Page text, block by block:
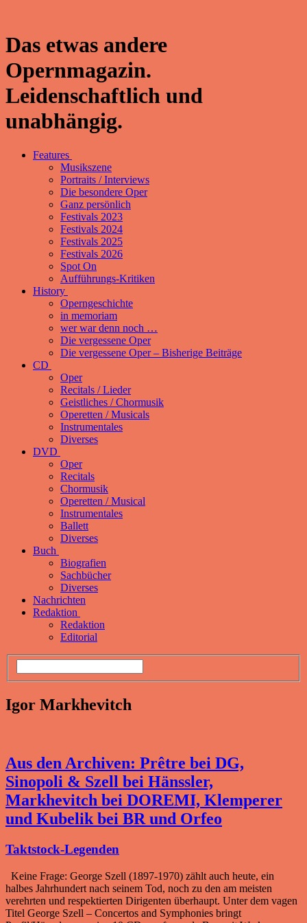
Das etwas andere
Opernmagazin.
Leidenschaftlich und
unabhängig.
Features
Musikszene
Portraits / Interviews
Die besondere Oper
Ganz persönlich
Festivals 2023
Festivals 2024
Festivals 2025
Festivals 2026
Spot On
Aufführungs-Kritiken
History
Operngeschichte
in memoriam
wer war denn noch …
Die vergessene Oper
Die vergessene Oper – Bisherige Beiträge
CD
Oper
Recitals / Lieder
Geistliches / Chormusik
Operetten / Musicals
Instrumentales
Diverses
DVD
Oper
Recitals
Chormusik
Operetten / Musical
Instrumentales
Ballett
Diverses
Buch
Biografien
Sachbücher
Diverses
Nachrichten
Redaktion
Redaktion
Editorial
Igor Markhevitch
Aus den Archiven: Prêtre bei DG,
Sinopoli & Szell bei Hänssler,
Markhevitch bei DOREMI, Klemperer
und Kubelik bei BR und Orfeo
Taktstock-Legenden
Keine Frage: George Szell (1897-1970) zählt auch heute, ein
halbes Jahrhundert nach seinem Tod, noch zu den am meisten
verehrten und respektierten Dirigenten überhaupt. Unter dem vagen
Titel George Szell – Concertos and Symphonies bringt